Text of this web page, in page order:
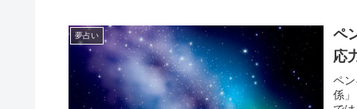
夢占い
ペ
応
ペ
係